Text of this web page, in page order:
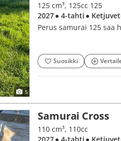
5
125 cm³, 125cc 125
2027● 4-tahti ●
Perus samurai 125 saa
Suosikki
Samurai Cross
110 cm³, 110cc